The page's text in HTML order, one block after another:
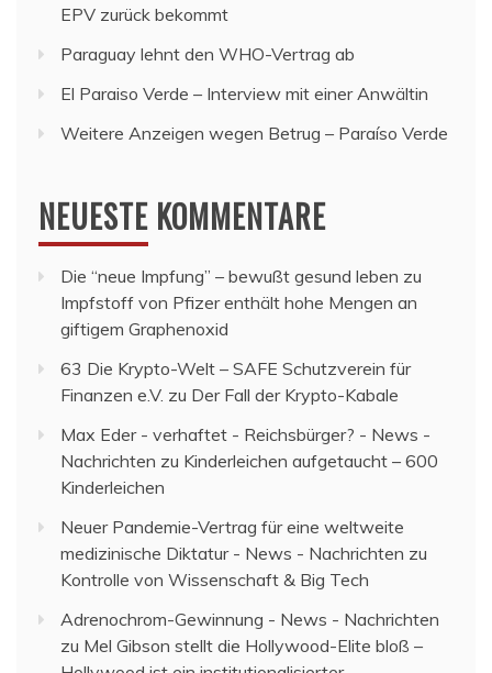
EPV zurück bekommt
Paraguay lehnt den WHO-Vertrag ab
El Paraiso Verde – Interview mit einer Anwältin
Weitere Anzeigen wegen Betrug – Paraíso Verde
NEUESTE KOMMENTARE
Die “neue Impfung” – bewußt gesund leben zu
Impfstoff von Pfizer enthält hohe Mengen an
giftigem Graphenoxid
63 Die Krypto-Welt – SAFE Schutzverein für
Finanzen e.V. zu Der Fall der Krypto-Kabale
Max Eder - verhaftet - Reichsbürger? - News -
Nachrichten zu Kinderleichen aufgetaucht – 600
Kinderleichen
Neuer Pandemie-Vertrag für eine weltweite
medizinische Diktatur - News - Nachrichten zu
Kontrolle von Wissenschaft & Big Tech
Adrenochrom-Gewinnung - News - Nachrichten
zu Mel Gibson stellt die Hollywood-Elite bloß –